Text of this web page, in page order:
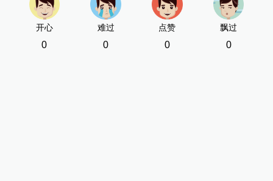
开心
0
难过
0
点赞
0
飘过
0